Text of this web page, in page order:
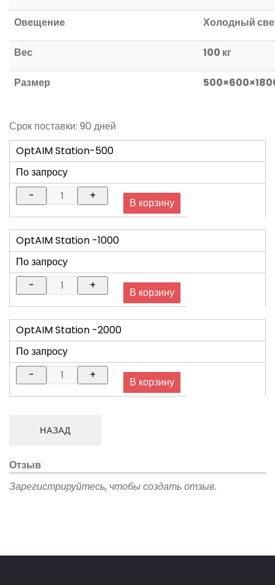
Овещение Холодный
Вес 100 кг
Размер 500×600×
Срок поставки: 90 дней
OptAIM Station-500
По запросу
OptAIM Station -1000
По запросу
OptAIM Station -2000
По запросу
Отзыв
Зарегистрируйтесь, чтобы создать отзыв.